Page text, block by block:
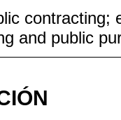
contracting;
and public